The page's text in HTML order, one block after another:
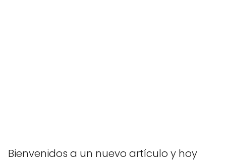
Bienvenidos a un nuevo artículo y hoy